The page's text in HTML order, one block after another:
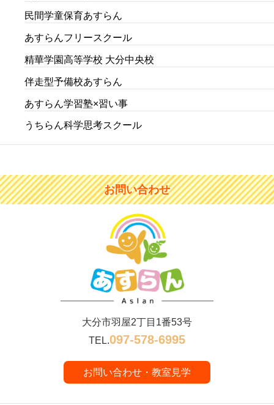
民間学童保育あすらん
あすらんフリースクール
精華学園高等学校 大分中央校
伴走型予備校あすらん
あすらん学習塾×習い事
うちらん科学思考スクール
お問い合わせ
大分市羽屋2丁目1番53号
TEL.097-578-6995
お問い合わせ・教室見学